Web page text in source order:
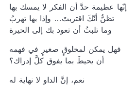
إنّها عظيمة حدَّ أن الفكر لا يمسك بها
تظنُّ أنّكَ اقتربتَ… وإذا بها تهربُ
وما تلبثُ أن تعود بك إلى الحيرة
فهل يمكن لمخلوقٍ صغيرٍ في فهمه
أن يحيطَ بما يفوق كلَّ إدراك؟
نعم، إنَّ الداو لا نهاية له